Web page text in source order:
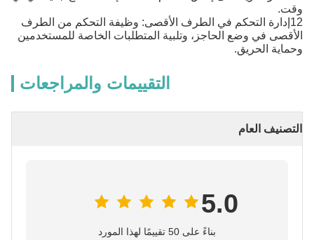
وقت.
12إدارة التحكم في الطرف الأقصى: وظيفة التحكم من الطرف
الأقصى في وضع الحاجز، وتلبية المتطلبات الخاصة للمستخدمين
وحماية الحريق.
التقييمات والمراجعات
التصنيف العام
5.0
بناءً على 50 تقييمًا لهذا المورد